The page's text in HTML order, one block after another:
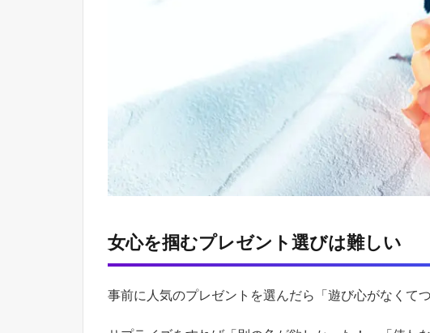
難
し
禍
で
は
出
か
女心を掴むプレゼント選びは難しい
事前に人気のプレゼントを選んだら「遊び心がなくてつ